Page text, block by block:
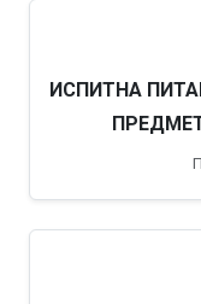
ИСПИТНА